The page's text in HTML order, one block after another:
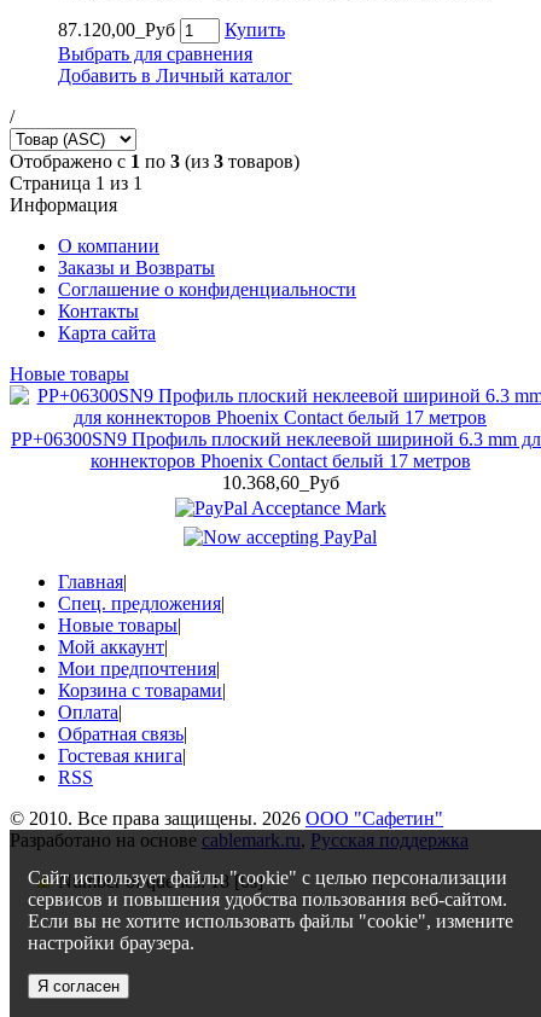
87.120,00_Руб
Купить
Выбрать для сравнения
Добавить в Личный каталог
/
Отображено с 1 по 3 (из 3 товаров)
Страница 1 из 1
Информация
О компании
Заказы и Возвраты
Соглашение о конфиденциальности
Контакты
Карта сайта
Новые товары
PP+06300SN9 Профиль плоский неклеевой шириной 6.3 mm
коннекторов Phoenix Contact белый 17 метров
10.368,60_Руб
Главная|
Спец. предложения|
Новые товары|
Мой аккаунт|
Мои предпочтения|
Корзина с товарами|
Оплата|
Обратная связь|
Гостевая книга|
RSS
© 2010. Все права защищены. 2026 ООО "Сафетин"
Разработано на основе cablemark.ru, Русская поддержка
Сайт использует файлы "cookie" с целью персонализации
сервисов и повышения удобства пользования веб-сайтом.
Если вы не хотите использовать файлы "cookie", измените
настройки браузера.
Я согласен
Number of queries: 18 [0s]